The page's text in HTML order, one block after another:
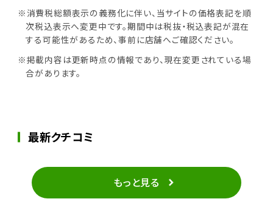
※消費税総額表示の義務化に伴い、当サイトの価格表記を順
次税込表示へ変更中です。期間中は税抜・税込表記が混在
する可能性があるため、事前に店舗へご確認ください。
※掲載内容は更新時点の情報であり、現在変更されている場
合があります。
最新クチコミ
もっと見る